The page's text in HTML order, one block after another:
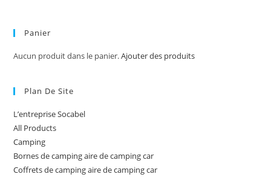
Panier
Aucun produit dans le panier.Ajouter des produits
Plan De Site
L’entreprise Socabel
All Products
Camping
Bornes de camping aire de camping car
Coffrets de camping aire de camping car